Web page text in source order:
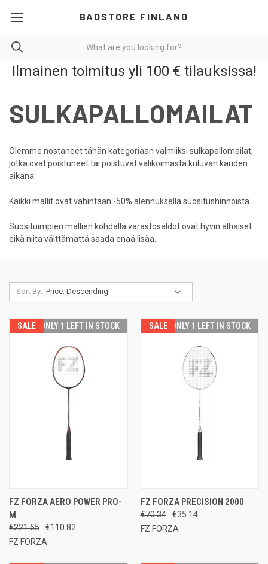
BADSTORE FINLAND
Ilmainen toimitus yli 100 € tilauksissa!
SULKAPALLOMAILAT
Olemme nostaneet tähän kategoriaan valmiiksi sulkapallomailat,
jotka ovat poistuneet tai poistuvat valikoimasta kuluvan kauden
aikana.
Kaikki mallit ovat vähintään -50% alennuksella suositushinnoista.
Suosituimpien mallien kohdalla varastosaldot ovat hyvin alhaiset
eikä niitä välttämättä saada enää lisää.
Sort By:
SALE ONLY 1 LEFT IN STOCK
FZ FORZA AERO POWER PRO-
M
€221.65
€110.82
FZ FORZA
SALE ONLY 1 LEFT IN STOCK
FZ FORZA PRECISION 2000
€70.34
€35.14
FZ FORZA